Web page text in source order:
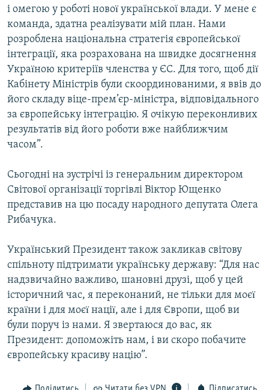
і омегою у роботі новоï української влади. У мене є
команда, здатна реалізувати мій план. Нами
розроблена національна стратегія європейськоï
інтеграціï, яка розрахована на швидке досягнення
Украïною критеріїв членства у ЄС. Для того, щоб діï
Кабінету Міністрів були скоординованими, я ввів до
його складу віце-прем’єр-міністра, відповідального
за європейську інтеграцію. Я очікую переконливих
результатів від його роботи вже найближчим
часом”.
Сьогодні на зустрічі із генеральним директором
Світової організаціï торгівлі Віктор Ющенко
представив на цю посаду народного депутата Олега
Рибачука.
Український Президент також закликав світову
спільноту підтримати українську державу: “Для нас
надзвичайно важливо, шановні друзі, щоб у цей
історичний час, я переконаний, не тільки для моєï
краïни і для моєï націï, але і для Європи, щоб ви
були поруч із нами. Я звертаюся до вас, як
Президент: допоможіть нам, і ви скоро побачите
європейську красиву націю”.